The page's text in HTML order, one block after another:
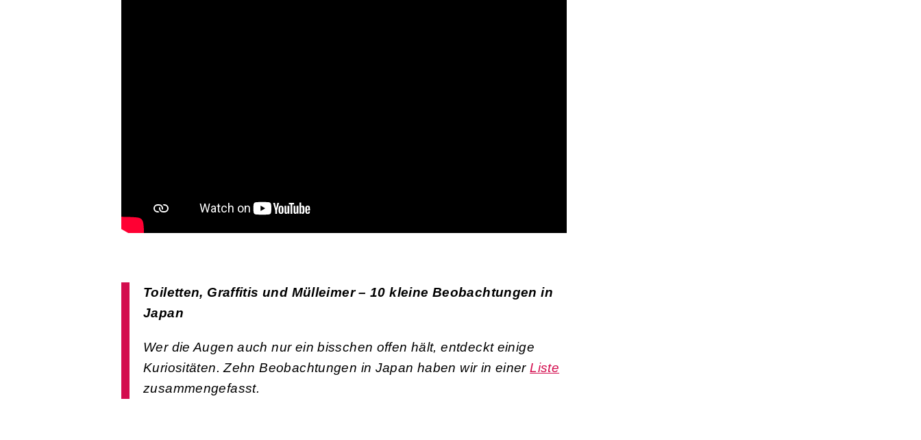
Toiletten, Graffitis und Mülleimer – 10 kleine Beobachtungen in
Japan
Wer die Augen auch nur ein bisschen offen hält, entdeckt einige
Kuriositäten. Zehn Beobachtungen in Japan haben wir in einerListe
zusammengefasst.